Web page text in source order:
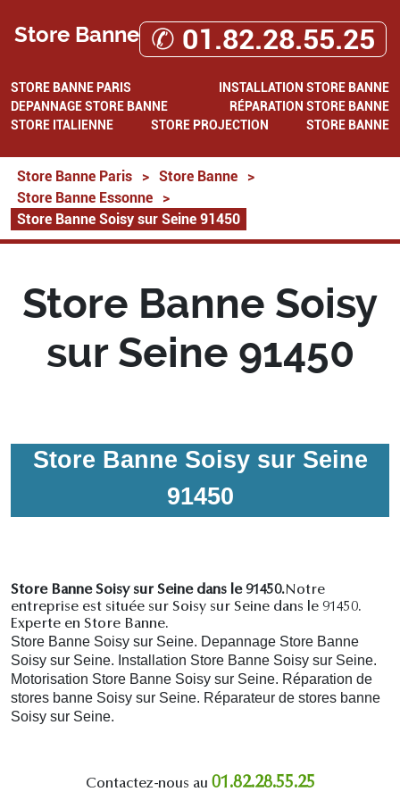
Store Banne ✆ 01.82.28.55.25
STORE BANNE PARIS
INSTALLATION STORE BANNE
DEPANNAGE STORE BANNE
RÉPARATION STORE BANNE
STORE ITALIENNE
STORE PROJECTION STORE BANNE
Store Banne Paris > Store Banne
>
Store Banne Essonne
>
Store Banne Soisy sur Seine 91450
Store Banne Soisy
sur Seine 91450
Store Banne Soisy sur Seine
91450
Store Banne Soisy sur Seine dans le 91450.Notre
entreprise est située sur Soisy sur Seine dans le 91450.
Experte en Store Banne.
Store Banne Soisy sur Seine. Depannage Store Banne
Soisy sur Seine. Installation Store Banne Soisy sur Seine.
Motorisation Store Banne Soisy sur Seine. Réparation de
stores banne Soisy sur Seine. Réparateur de stores banne
Soisy sur Seine.
Contactez-nous au 01.82.28.55.25